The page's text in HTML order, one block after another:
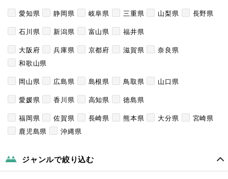
愛知県
静岡県 岐阜県 三重県 山梨県
長野県
石川県
新潟県 富山県
福井県
大阪府
兵庫県 京都府 滋賀県
奈良県
和歌山県
岡山県
広島県 島根県 鳥取県
山口県
愛媛県
香川県 高知県
徳島県
福岡県
佐賀県 長崎県 熊本県 大分県
宮崎県
鹿児島県
沖縄県
ジャンルで絞り込む